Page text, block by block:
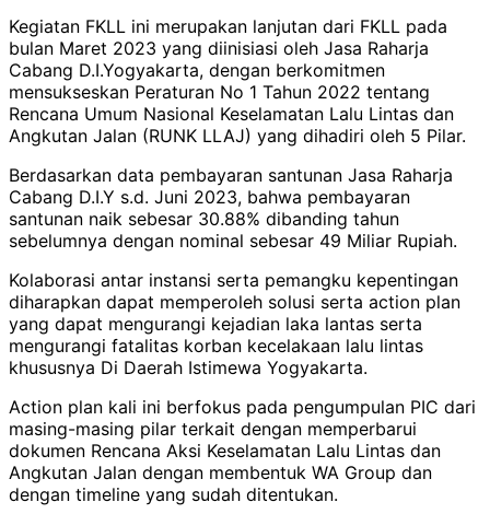
Kegiatan FKLL ini merupakan lanjutan dari FKLL pada
bulan Maret 2023 yang diinisiasi oleh Jasa Raharja
Cabang D.I.Yogyakarta, dengan berkomitmen
mensukseskan Peraturan No 1 Tahun 2022 tentang
Rencana Umum Nasional Keselamatan Lalu Lintas dan
Angkutan Jalan (RUNK LLAJ) yang dihadiri oleh 5 Pilar.
Berdasarkan data pembayaran santunan Jasa Raharja
Cabang D.I.Y s.d. Juni 2023, bahwa pembayaran
santunan naik sebesar 30.88% dibanding tahun
sebelumnya dengan nominal sebesar 49 Miliar Rupiah.
Kolaborasi antar instansi serta pemangku kepentingan
diharapkan dapat memperoleh solusi serta action plan
yang dapat mengurangi kejadian laka lantas serta
mengurangi fatalitas korban kecelakaan lalu lintas
khususnya Di Daerah Istimewa Yogyakarta.
Action plan kali ini berfokus pada pengumpulan PIC dari
masing-masing pilar terkait dengan memperbarui
dokumen Rencana Aksi Keselamatan Lalu Lintas dan
Angkutan Jalan dengan membentuk WA Group dan
dengan timeline yang sudah ditentukan.